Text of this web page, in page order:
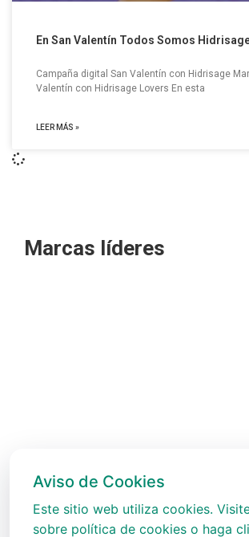
En San Valentín Todos Somos
Campaña digital San Valentín con Hidrisage
Valentín con Hidrisage Lovers En esta
LEER MÁS »
Marcas líderes
Aviso de Cookies
Este sitio web utiliza cookies.
sobre política de cookies o haga